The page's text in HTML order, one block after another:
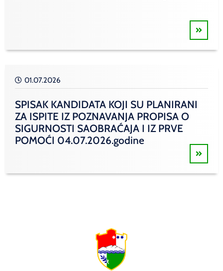
01.07.2026
SPISAK KANDIDATA KOJI SU PLANIRANI
ZA ISPITE IZ POZNAVANJA PROPISA O
SIGURNOSTI SAOBRAĆAJA I IZ PRVE
POMOĆI 04.07.2026.godine